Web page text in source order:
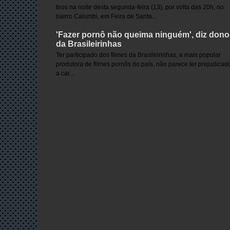
tiros na noite desta segunda-feira (13), por volta das 20h, no
bairro Calumbi, em Feira de Santa...
'Fazer pornô não queima ninguém', diz dono
da Brasileirinhas
Ter participado dos filmes da Brasileirinhas, a mais popular
produtora de filmes pornôs do país, não parece ter
a car...